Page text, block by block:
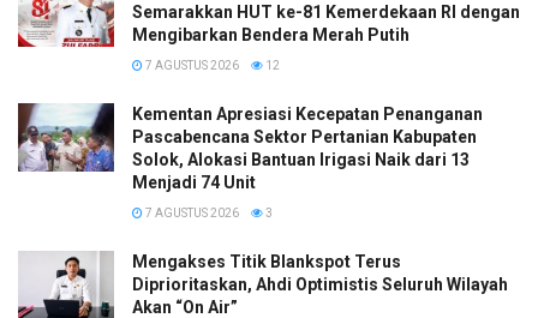
Semarakkan HUT ke-81 Kemerdekaan RI dengan
Mengibarkan Bendera Merah Putih
7 AGUSTUS 2026 12
Kementan Apresiasi Kecepatan Penanganan
Pascabencana Sektor Pertanian Kabupaten
Solok, Alokasi Bantuan Irigasi Naik dari 13
Menjadi 74 Unit
7 AGUSTUS 2026 3
Mengakses Titik Blankspot Terus
Diprioritaskan, Ahdi Optimistis Seluruh Wilayah
Akan “On Air”